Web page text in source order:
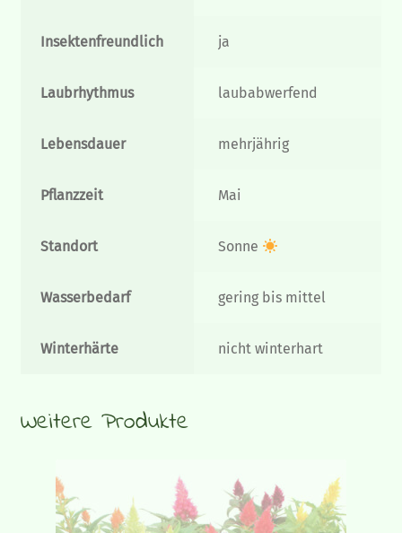
Insektenfreundlich ja
Laubrhythmus laubabwerfend
Lebensdauer mehrjährig
Pflanzzeit Mai
Standort Sonne
Wasserbedarf gering bis mittel
Winterhärte nicht winterhart
Weitere Produkte